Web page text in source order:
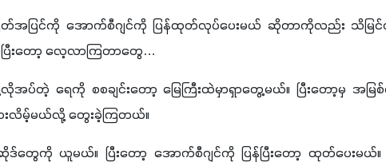
ြိတ်အပြင်ကို အောက်စီဂျင်ကို ပြန်ထုတ်လုပ်ပေးမယ် ဆိုတာကိုလည်း သိမ
းတော့ လေ့လာကြတာတွေ…
တဲ့ ရေကို စစချင်းတော့ မြေကြီးထဲမှာရှာတွေ့မယ်။ ပြီးတော့မှ အ
လိမ့်မယ်လို့ တွေးခဲ့ကြတယ်။
တွေကို ယူမယ်။ ပြီးတော့ အောက်စီဂျင်ကို ပြန်ပြီးတော့ ထုတ်ပေးမ